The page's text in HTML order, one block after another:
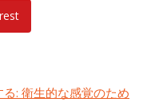
: 衛生的な感覚のため